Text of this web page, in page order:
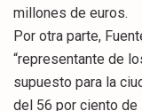
millones de euros.
Por otra parte,
“representante de
supuesto para la
del 56 por ciento de